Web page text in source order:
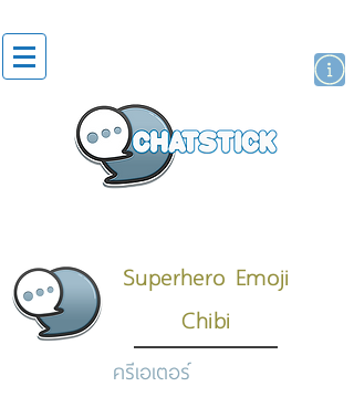
Superhero Emoji
Chibi
ครีเอเตอร์